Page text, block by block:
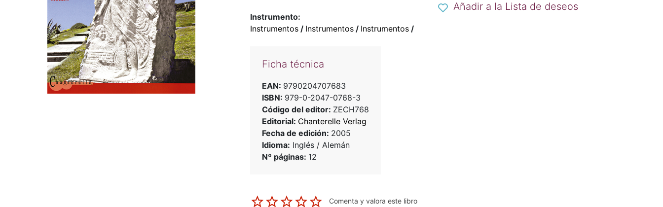
Instrumento:
Instrumentos/ Instrumentos/ Instrumentos/
Ficha técnica
EAN: 9790204707683
ISBN: 979-0-2047-0768-3
Código del editor: ZECH768
Editorial: Chanterelle Verlag
Fecha de edición: 2005
Idioma: Inglés / Alemán
Nº páginas: 12
Comenta y valora este libro
Añadir a la Lista de deseos